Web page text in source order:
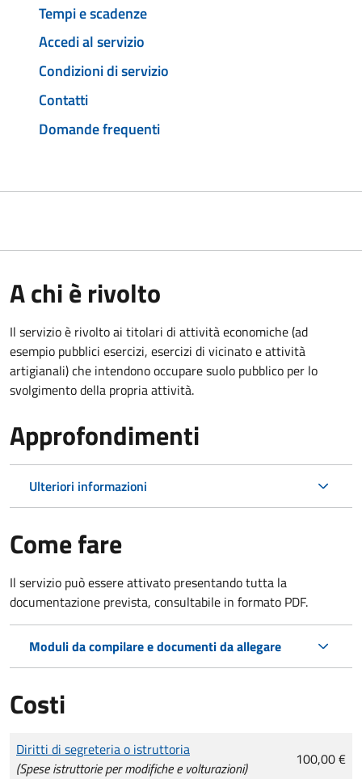
Tempi e scadenze
Accedi al servizio
Condizioni di servizio
Contatti
Domande frequenti
A chi è rivolto
Il servizio è rivolto ai titolari di attività economiche (ad
esempio pubblici esercizi, esercizi di vicinato e attività
artigianali) che intendono occupare suolo pubblico per lo
svolgimento della propria attività.
Approfondimenti
Ulteriori informazioni
Come fare
Il servizio può essere attivato presentando tutta la
documentazione prevista, consultabile in formato PDF.
Moduli da compilare e documenti da allegare
Costi
Tipo di pagamento
Importo
Diritti di segreteria o istruttoria
(Spese istruttorie per modifiche e volturazioni)
100,00 €